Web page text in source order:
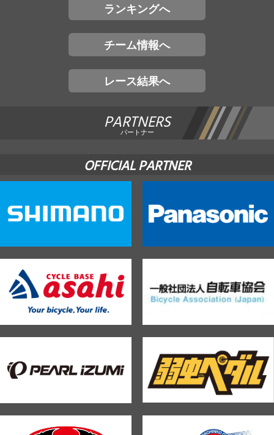
ランキングへ
チーム情報へ
レース結果へ
PARTNERS
パートナー
OFFICIAL PARTNER